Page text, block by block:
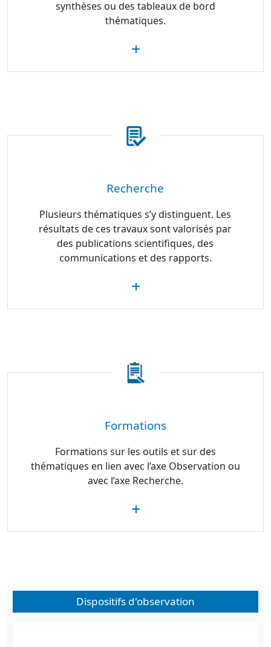
synthèses ou des tableaux de bord
thématiques.
Recherche
Plusieurs thématiques s’y distinguent. Les
résultats de ces travaux sont valorisés par
des publications scientifiques, des
communications et des rapports.
Formations
Formations sur les outils et sur des
thématiques en lien avec l’axe Observation ou
avec l’axe Recherche.
Dispositifs d'observation